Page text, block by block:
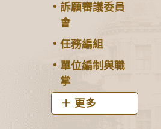
訴願審議委員
會
任務編組
單位編制與職
掌
更多